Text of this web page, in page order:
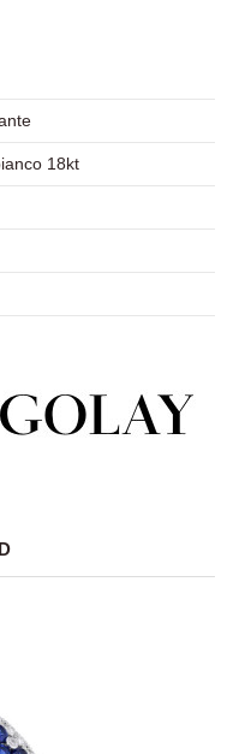
18kt